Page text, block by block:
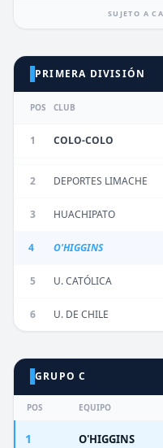
SUJETO A
PRIMERA DIVISIÓN
POS CLUB
1 COLO-COLO
2 DEPORTES LIMACHE
3 HUACHIPATO
4 O'HIGGINS
5 U. CATÓLICA
6 U. DE CHILE
GRUPO C
POS EQUIPO
1 O'HIGGINS